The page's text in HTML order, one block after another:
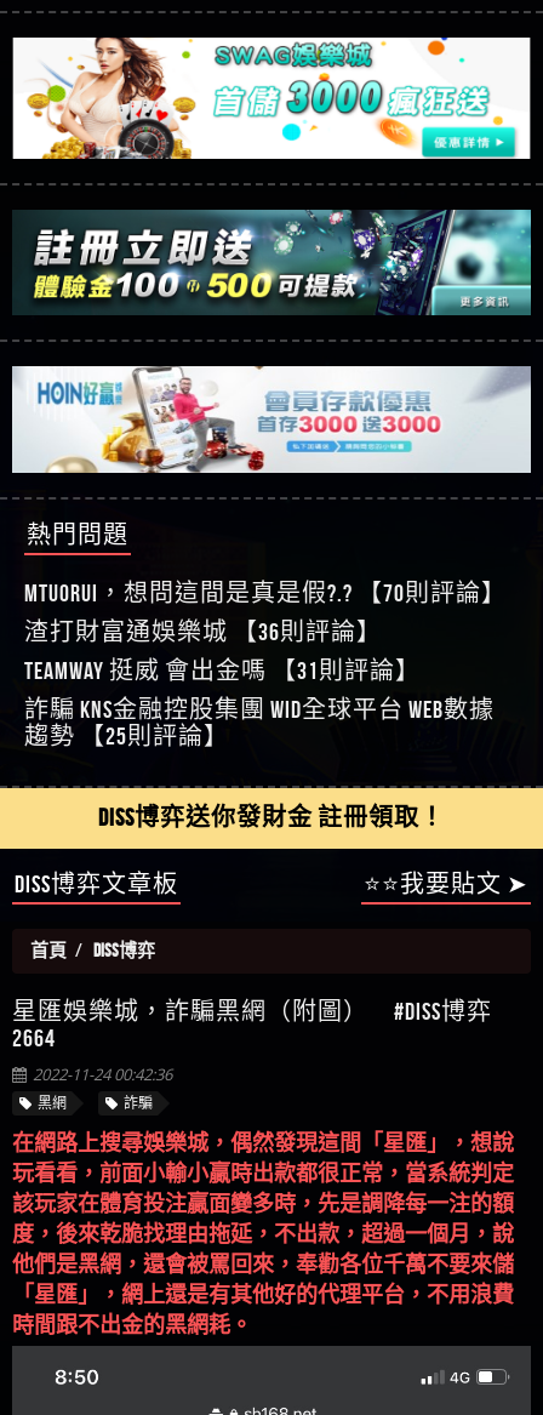
錢怎麼辦 本文教你如何拿回被騙資金
KnTop是詐騙嗎 【KnTop】KnTop無法出金 被KnTop詐騙
的錢一招拿回
【免費討回資金賴zg369】機台運算專案是詐騙嗎
機台運算專案是不是詐騙 機台運算專案是真的嗎
被機台運算專案詐騙的錢怎麼辦 本文教你如何拿
回被騙資金
【其他問題】 Hoyabit詐騙持續收割國人中【免費
討回資金賴zg369】Hoyabit是詐騙嗎 Hoyabit是不是詐
騙 Hoyabit是真的嗎 被HoyabitHoyabit詐騙的錢怎麼辦
本文教你如何拿回被騙資金
【其他問題】KS.M多元化行銷詐騙持續收割國人
中【免費討回資金賴zg369】KS.M多元化行銷是詐
騙嗎 KS.M多元化行銷是不是詐騙 KS.M多元化行銷是
真的嗎 被KS.M多元化行銷詐騙的錢怎麼辦 本文教
你如何拿回被騙資金
【其他問題】免費追回賴「zg369」深度解析野原
家 Family & Love如何詐騙 野原家 Family & Love是不是詐
騙 野原家 Family & Love是真的嗎 野原家 Family & Love是
詐騙嗎 165多次通報野原家 Family & Love是詐騙平台
【其他問題】元盈橋詐騙持續收割國人中【免費
討回資金賴zg369】元盈橋是詐騙嗎 元盈橋是不是
詐騙 元盈橋是真的嗎 被元盈橋詐騙的錢怎麼辦
【其他問題】被騙追回賴【zg369】M.L.Edge利用新
型詐騙手法欺詐群眾 M.L.Edge是真的嗎 M.L.Edge是不
金 被M.L.Edge詐騙的錢一招拿回
【其他問題】 Robinhood詐騙持續收割國人中【免
不是詐騙 Robinhood是真的嗎 被Robinhood詐騙的錢怎
麼辦 本文教你如何拿回被騙資金
資金賴zg369】FLTO是詐騙嗎 FLTO是不是詐騙 FLTO是
真的嗎 被FLTO詐騙的錢怎麼辦 本文教你如何拿回
被騙資金
【其他問題】 遇詐騙求救賴【zg369】八旬老翁被
ALYWS詐騙家破人亡 ALYWS是真的嗎 ALYWS是不是詐騙
ALYWS是詐騙嗎 （ALYWS）無法出金 請小心群組暗椿
【其他問題】 一招教你揭秘新型詐騙手法 （受害
者免費援助賴zg369）當當詐騙 當當是不是詐騙 當
當是真的嗎 當當是詐騙嗎 六旬老婦深信當當高獲
利回報被騙的家破人亡
【其他問題】用理性數據指路，開啟你的高回報
娛樂之旅
【其他問題】【老玩家不藏私】2025 線上老虎機
這樣挑！RTP、波動率和平台安全的全攻略！
【推薦博弈】這款《ATG 武俠》老虎機真的猛！玩
過才知道什麼叫超過3萬種中獎方式！
【推薦博弈】BNG電子遊戲完整攻略！熱門老虎
機、集鴻運玩法、獨家試玩一次看！
【其他問題】【2025】ATG試玩必看！戰神賽特
51,000倍數玩法攻略，輕鬆稱霸老虎機！
【其他問題】「拆解力智投資詐騙套路緊急追討
賴zg369」力智投資是不是詐騙 力智投資是真的嗎
力智投資是詐騙嗎 南部老翁還在癡迷力智投資高
回報獲利 請不要在匯款
【其他問題】 【遇天盛商行詐騙追回資金賴
zg369】天盛商行詐騙 天盛商行是不是詐騙 天盛商
行是真的嗎 天盛商行是詐騙嗎 被天盛商行詐騙一
招教你拿回
【其他問題】 受害者援助賴【zg369】退休老翁被
大戶e點靈詐騙痛不欲生 大戶e點靈是真的嗎 大戶e
點靈是不是詐騙 大戶e點靈是詐騙嗎 大戶e點靈無
法出金 （大戶e點靈）教你如何規避詐騙陷阱
【其他問題】 弘記投資詐騙持續收割國人中【免
費討回資金賴zg369】弘記投資是詐騙嗎 弘記投資
是不是詐騙 弘記投資是真的嗎 被弘記投資詐騙的
錢怎麼辦 本文教你如何拿回被騙資金
【其他問題】 被騙追回賴【zg369】KnTop利用新型
詐騙手法欺詐群眾 KnTop是真的嗎 KnTop是不是詐騙
KnTop是詐騙嗎 【KnTop】KnTop無法出金 被KnTop詐騙
的錢一招拿回
【其他問題】機台運算專案詐騙持續收割國人中
【免費討回資金賴zg369】機台運算專案是詐騙嗎
機台運算專案是不是詐騙 機台運算專案是真的嗎
被機台運算專案詐騙的錢怎麼辦 本文教你如何拿
回被騙資金
【其他問題】 Hoyabit詐騙持續收割國人中【免費
討回資金賴zg369】Hoyabit是詐騙嗎 Hoyabit是不是詐
騙 Hoyabit是真的嗎 被HoyabitHoyabit詐騙的錢怎麼辦
本文教你如何拿回被騙資金
【其他問題】KS.M多元化行銷詐騙持續收割國人
中【免費討回資金賴zg369】KS.M多元化行銷是詐
騙嗎 KS.M多元化行銷是不是詐騙 KS.M多元化行銷是
真的嗎 被KS.M多元化行銷詐騙的錢怎麼辦 本文教
【其他問題】免費追回賴「zg369」深度解析野原
家 Family & Love如何詐騙 野原家 Family & Love是不是詐
騙 野原家 Family & Love是真的嗎 野原家 Family & Love是
【其他問題】元盈橋詐騙持續收割國人中【免費
討回資金賴zg369】元盈橋是詐騙嗎 元盈橋是不是
本文教你如何拿回被騙資金
【其他問題】被騙追回賴【zg369】M.L.Edge利用新
是詐騙 M.L.Edge是詐騙嗎 【M.L.Edge】M.L.Edge無法出
金 被M.L.Edge詐騙的錢一招拿回
費討回資金賴zg369】Robinhood是詐騙嗎 Robinhood是
不是詐騙 Robinhood是真的嗎 被Robinhood詐騙的錢怎
麼辦 本文教你如何拿回被騙資金
【其他問題】FLTO詐騙持續收割國人中【免費討回
資金賴zg369】FLTO是詐騙嗎 FLTO是不是詐騙 FLTO是
真的嗎 被FLTO詐騙的錢怎麼辦 本文教你如何拿回
被騙資金
【其他問題】 遇詐騙求救賴【zg369】八旬老翁被
ALYWS詐騙家破人亡 ALYWS是真的嗎 ALYWS是不是詐騙
ALYWS是詐騙嗎 （ALYWS）無法出金 請小心群組暗椿
【其他問題】 一招教你揭秘新型詐騙手法 （受害
者免費援助賴zg369）當當詐騙 當當是不是詐騙 當
利回報被騙的家破人亡
【Wei】讚
【沈樂慧】又是九州??爛死了黑網不要玩
【林伊依】爛死了拉贏錢直接鎖帳號可以去吃屎
【陳靜茹】推薦小畢，我也是小畢的會員～～
【黃家羭】推推
【AVA娛樂城】還會自己做假對話來毀謗欸哈哈哈
好厲
【陳順堪】黑網不出金
【黃伊珊】不推薦爛公司
【陳順堪】星匯娛樂城出金幾次後贏錢就不給出
金
【陳順堪】黑網出金幾次後贏了就不出金出
【玩運彩】
【asd】唬爛不出金黑網垃圾平台
【蘇俊曄】所以會出金嗎現在也是一樣的狀況
【侯依揚】廢物喔
【傑】推代理真的好相處
回答
【王亞廷】LINE:kK605638
【王亞廷】#免費手遊#錢龍皇ONLINE#http
【傑】真的
【蔡如軒】黑網一個呵呵
【Wei】讚
【沈樂慧】又是九州??爛死了黑網不要玩
【林伊依】爛死了拉贏錢直接鎖帳號可以去吃屎
【陳靜茹】推薦小畢，我也是小畢的會員～～
【AVA娛樂城】還會自己做假對話來毀謗欸哈哈哈
【陳順堪】黑網不出金
【黃伊珊】不推薦爛公司
【陳順堪】星匯娛樂城出金幾次後贏錢就不給出
金
【陳順堪】黑網出金幾次後贏了就不出金出
【玩運彩】
【蘇俊曄】所以會出金嗎現在也是一樣的狀況
【侯依揚】廢物喔
熱門問題
MTUORUi，想問這間是真是假?.? 【70則評論】
渣打財富通娛樂城 【36則評論】
TEAMWAY 挺威 會出金嗎 【31則評論】
詐騙 kns金融控股集團 WID全球平台 WEB數據
趨勢 【25則評論】
DISS博弈送你發財金 註冊領取！
Diss博弈文章板 ⭐⭐我要貼文 ➤
首頁 DISS博弈
星匯娛樂城，詐騙黑網（附圖） #Diss博弈
2664
2022-11-24 00:42:36
黑網 詐騙
在網路上搜尋娛樂城，偶然發現這間「星匯」，想說
玩看看，前面小輸小贏時出款都很正常，當系統判定
該玩家在體育投注贏面變多時，先是調降每一注的額
度，後來乾脆找理由拖延，不出款，超過一個月，說
他們是黑網，還會被罵回來，奉勸各位千萬不要來儲
「星匯」，網上還是有其他好的代理平台，不用浪費
時間跟不出金的黑網耗。